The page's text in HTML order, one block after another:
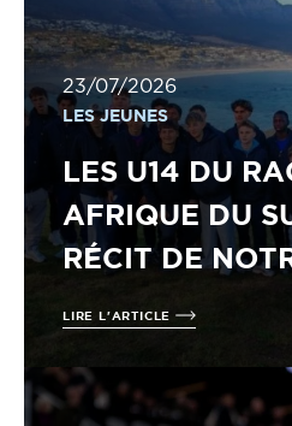
23/07/2026
LES JEUNES
LES U14 DU
AFRIQUE DU
RÉCIT DE
LIRE L'ARTICLE